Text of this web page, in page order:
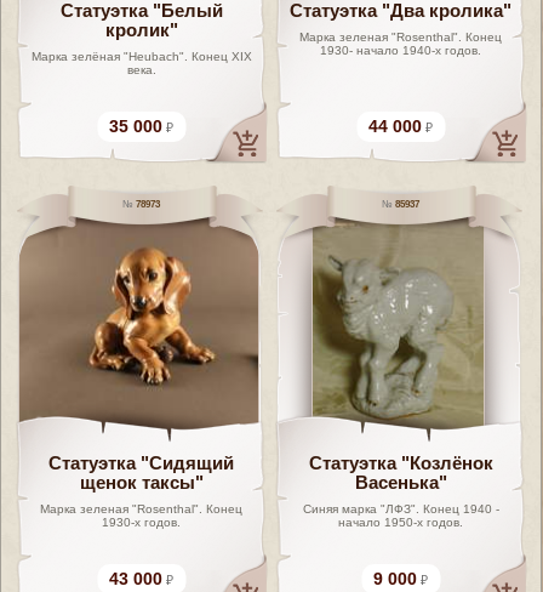
Статуэтка "Белый
кролик"
Марка зелёная "Heubach". Конец XIX
века.
35 000
Статуэтка "Два кролика"
Марка зеленая "Rosenthal". Конец
1930- начало 1940-х годов.
44 000
78973
Статуэтка "Сидящий
щенок таксы"
Марка зеленая "Rosenthal". Конец
1930-х годов.
43 000
85937
Статуэтка "Козлёнок
Васенька"
Синяя марка "ЛФЗ". Конец 1940 -
начало 1950-х годов.
9 000